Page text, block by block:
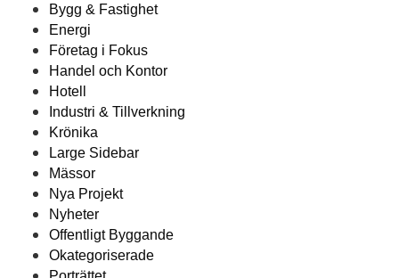
Bygg & Fastighet
Energi
Företag i Fokus
Handel och Kontor
Hotell
Industri & Tillverkning
Krönika
Large Sidebar
Mässor
Nya Projekt
Nyheter
Offentligt Byggande
Okategoriserade